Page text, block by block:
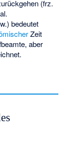
(frz.
bedeutet
Zeit
aber